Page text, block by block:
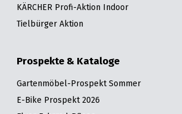
KÄRCHER Profi-Aktion Indoor
Tielbürger Aktion
Prospekte & Kataloge
Gartenmöbel-Prospekt Sommer
E-Bike Prospekt 2026